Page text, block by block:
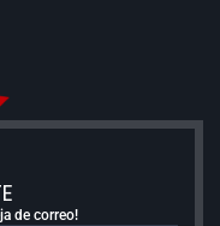
de correo!